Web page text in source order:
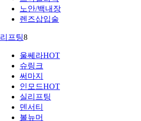
노안/백내장
렌즈삽입술
리프팅8
울쎄라HOT
슈링크
써마지
인모드HOT
실리프팅
덴서티
볼뉴머